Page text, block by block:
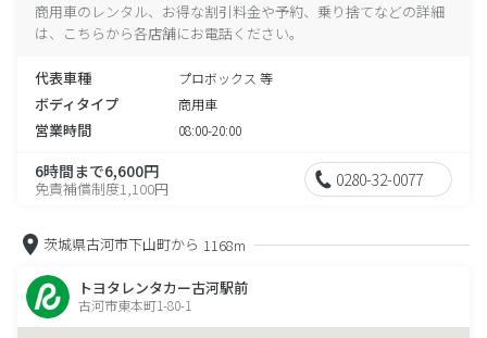
商用車のレンタル、お得な割引料金や予約、乗り捨てなどの詳細
は、こちらから各店舗にお電話ください。
代表車種 プロボックス 等
ボディタイプ 商用車
営業時間 08:00-20:00
6時間まで6,600円
免責補償制度1,100円 0280-32-0077
茨城県古河市下山町から 1168m
トヨタレンタカー古河駅前
古河市東本町1-80-1